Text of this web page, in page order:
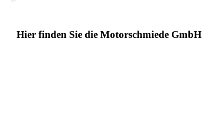
Hier finden Sie die Motorschmiede GmbH